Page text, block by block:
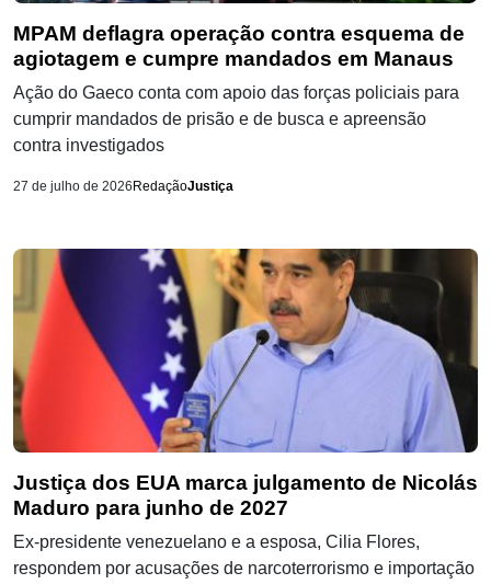
MPAM deflagra operação contra esquema de
agiotagem e cumpre mandados em Manaus
Ação do Gaeco conta com apoio das forças policiais para
cumprir mandados de prisão e de busca e apreensão
contra investigados
27 de julho de 2026 RedaçãoJustiça
Justiça dos EUA marca julgamento de Nicolás
Maduro para junho de 2027
Ex-presidente venezuelano e a esposa, Cilia Flores,
respondem por acusações de narcoterrorismo e importação